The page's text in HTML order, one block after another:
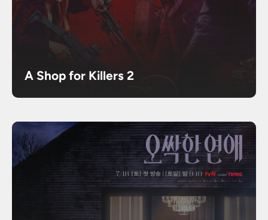
A Shop for Killers 2